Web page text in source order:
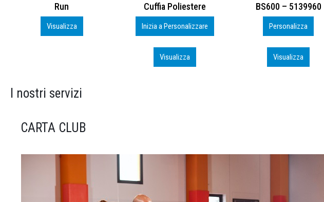
Cuffia Poliestere
Inizia a Personalizzare
BS600 – 5139960
Personalizza
Visualizza
Toppe ricamate in HD
Personalizza
Visualizza
I nostri servizi
CARTA CLUB